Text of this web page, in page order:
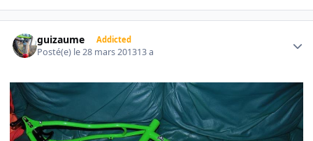
guizaume Addicted
Posté(e) le 28 mars 201313 a